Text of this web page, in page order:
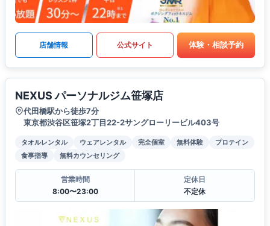
店舗情報 公式サイト 体験・相談予約
NEXUS パーソナルジム笹塚店
代田橋駅から徒歩7分
東京都渋谷区笹塚2丁目22-2サングローリービル403号
タオルレンタル ウェアレンタル 完全個室 無料体験
プロテイン
食事指導
無料カウンセリング
営業時間
8:00〜23:00
定休日
不定休